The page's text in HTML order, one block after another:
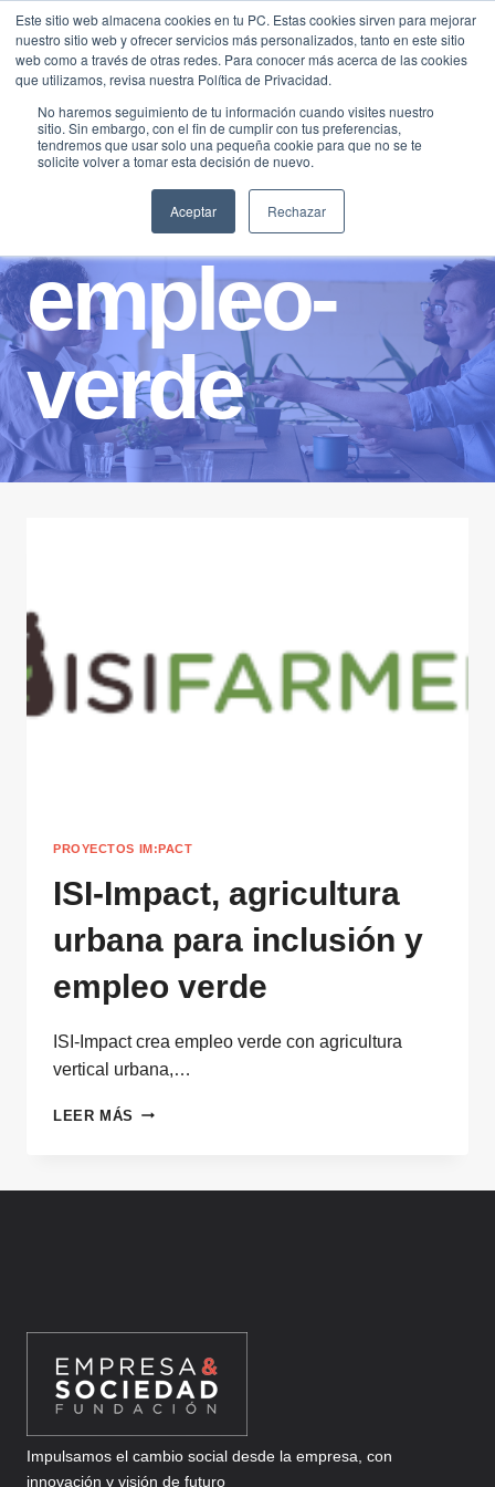
Este sitio web almacena cookies en tu PC. Estas cookies sirven para mejorar
nuestro sitio web y ofrecer servicios más personalizados, tanto en este sitio
web como a través de otras redes. Para conocer más acerca de las cookies
que utilizamos, revisa nuestra Política de Privacidad.
No haremos seguimiento de tu información cuando visites nuestro
sitio. Sin embargo, con el fin de cumplir con tus preferencias,
tendremos que usar solo una pequeña cookie para que no se te
solicite volver a tomar esta decisión de nuevo.
Aceptar Rechazar
Saltar
contenido
empleo-
verde
PROYECTOS IM:PACT
ISI-Impact, agricultura
urbana para inclusión y
empleo verde
ISI-Impact crea empleo verde con agricultura
vertical urbana,…
LEER MÁS ISI-
Impulsamos el cambio social desde la empresa, con
innovación y visión de futuro
Traducir »